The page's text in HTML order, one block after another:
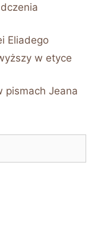
Eliadego
w etyce
pismach Jeana